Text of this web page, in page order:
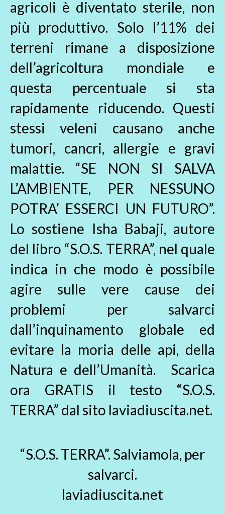
agricoli è diventato sterile, non
più produttivo. Solo l’11% dei
terreni rimane a disposizione
dell’agricoltura mondiale e
questa percentuale si sta
rapidamente riducendo. Questi
stessi veleni causano anche
tumori, cancri, allergie e gravi
malattie. “SE NON SI SALVA
L’AMBIENTE, PER NESSUNO
POTRA’ ESSERCI UN FUTURO”.
Lo sostiene Isha Babaji, autore
del libro “S.O.S. TERRA”, nel quale
indica in che modo è possibile
agire sulle vere cause dei
problemi per salvarci
dall’inquinamento globale ed
evitare la moria delle api, della
Natura e dell’Umanità. Scarica
ora GRATIS il testo “S.O.S.
TERRA” dal sito laviadiuscita.net.
“S.O.S. TERRA”. Salviamola, per
salvarci.
laviadiuscita.net